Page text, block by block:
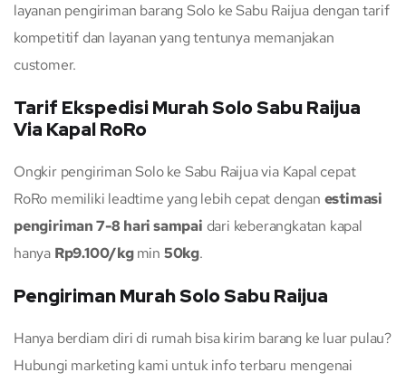
layanan pengiriman barang Solo ke Sabu Raijua dengan tarif
kompetitif dan layanan yang tentunya memanjakan
customer.
Tarif Ekspedisi Murah Solo Sabu Raijua
Via Kapal RoRo
Ongkir pengiriman Solo ke Sabu Raijua via Kapal cepat
RoRo memiliki leadtime yang lebih cepat dengan estimasi
pengiriman 7-8 hari sampai dari keberangkatan kapal
hanya Rp9.100/kgmin 50kg.
Pengiriman Murah Solo Sabu Raijua
Hanya berdiam diri di rumah bisa kirim barang ke luar pulau?
Hubungi marketing kami untuk info terbaru mengenai